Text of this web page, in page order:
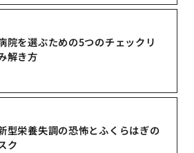
院を選ぶための5つのチェックリ
解き方
型栄養失調の恐怖とふくらはぎの
ク